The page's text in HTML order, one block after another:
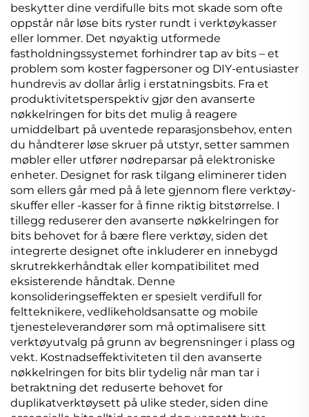
beskytter dine verdifulle bits mot skade som ofte
oppstår når løse bits ryster rundt i verktøykasser
eller lommer. Det nøyaktig utformede
fastholdningssystemet forhindrer tap av bits – et
problem som koster fagpersoner og DIY-entusiaster
hundrevis av dollar årlig i erstatningsbits. Fra et
produktivitetsperspektiv gjør den avanserte
nøkkelringen for bits det mulig å reagere
umiddelbart på uventede reparasjonsbehov, enten
du håndterer løse skruer på utstyr, setter sammen
møbler eller utfører nødreparsar på elektroniske
enheter. Designet for rask tilgang eliminerer tiden
som ellers går med på å lete gjennom flere verktøy-
skuffer eller -kasser for å finne riktig bitstørrelse. I
tillegg reduserer den avanserte nøkkelringen for
bits behovet for å bære flere verktøy, siden det
integrerte designet ofte inkluderer en innebygd
skrutrekkerhåndtak eller kompatibilitet med
eksisterende håndtak. Denne
konsolideringseffekten er spesielt verdifull for
feltteknikere, vedlikeholdsansatte og mobile
tjenesteleverandører som må optimalisere sitt
verktøyutvalg på grunn av begrensninger i plass og
vekt. Kostnadseffektiviteten til den avanserte
nøkkelringen for bits blir tydelig når man tar i
betraktning det reduserte behovet for
duplikatverktøysett på ulike steder, siden dine